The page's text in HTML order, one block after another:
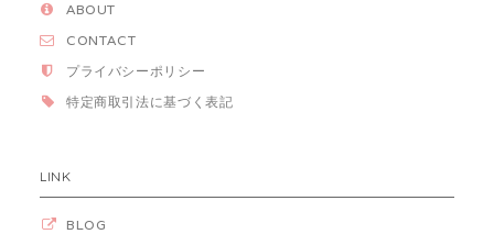
ABOUT
CONTACT
プライバシーポリシー
特定商取引法に基づく表記
LINK
BLOG